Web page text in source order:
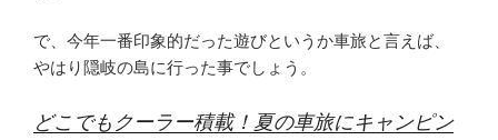
で、今年一番印象的だった遊びというか車旅と言えば、
やはり隠岐の島に行った事でしょう。
どこでもクーラー積載！夏の車旅にキャンピン